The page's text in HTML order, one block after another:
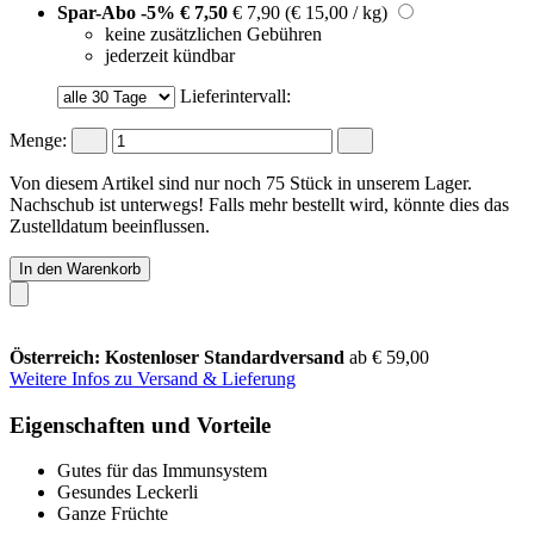
Spar-Abo -5% € 7,50 € 7,90 (€ 15,00 / kg)
keine zusätzlichen Gebühren
jederzeit kündbar
Lieferintervall:
Menge:
Von diesem Artikel sind nur noch 75 Stück in unserem Lager.
Nachschub ist unterwegs! Falls mehr bestellt wird, könnte dies das
Zustelldatum beeinflussen.
In den Warenkorb
Österreich: Kostenloser Standardversand ab € 59,00
Weitere Infos zu Versand & Lieferung
Eigenschaften und Vorteile
Gutes für das Immunsystem
Gesundes Leckerli
Ganze Früchte